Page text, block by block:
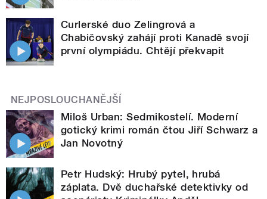
Curlerské duo Zelingrová a
Chabičovský zahájí proti Kanadě svojí
první olympiádu. Chtějí překvapit
NEJPOSLOUCHANĚJŠÍ
Miloš Urban: Sedmikostelí. Moderní
gotický krimi román čtou Jiří Schwarz a
Jan Novotný
Petr Hudský: Hrubý pytel, hrubá
záplata. Dvě duchařské detektivky od